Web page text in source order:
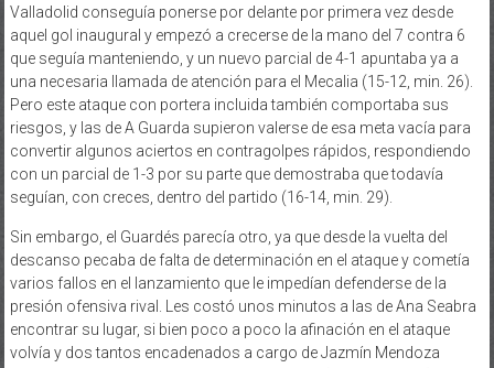
Valladolid conseguía ponerse por delante por primera vez desde
aquel gol inaugural y empezó a crecerse de la mano del 7 contra 6
que seguía manteniendo, y un nuevo parcial de 4-1 apuntaba ya a
una necesaria llamada de atención para el Mecalia (15-12, min. 26).
Pero este ataque con portera incluida también comportaba sus
riesgos, y las de A Guarda supieron valerse de esa meta vacía para
convertir algunos aciertos en contragolpes rápidos, respondiendo
con un parcial de 1-3 por su parte que demostraba que todavía
seguían, con creces, dentro del partido (16-14, min. 29).
Sin embargo, el Guardés parecía otro, ya que desde la vuelta del
descanso pecaba de falta de determinación en el ataque y cometía
varios fallos en el lanzamiento que le impedían defenderse de la
presión ofensiva rival. Les costó unos minutos a las de Ana Seabra
encontrar su lugar, si bien poco a poco la afinación en el ataque
volvía y dos tantos encadenados a cargo de Jazmín Mendoza